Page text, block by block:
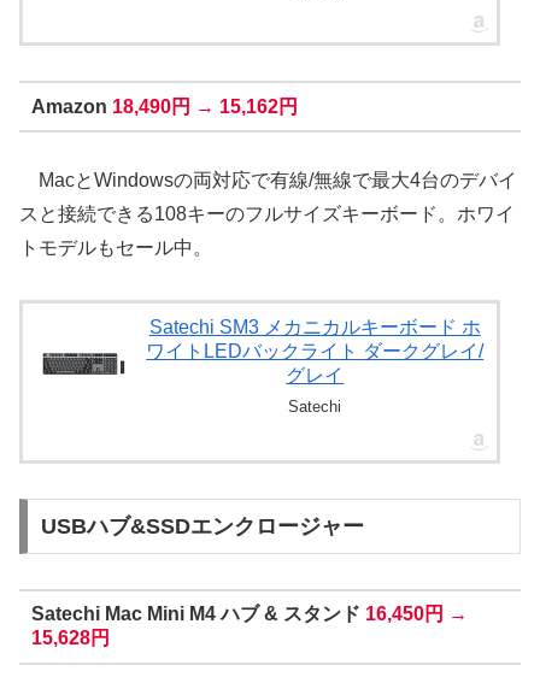
Amazon 18,490円 → 15,162円
MacとWindowsの両対応で有線/無線で最大4台のデバイ
スと接続できる108キーのフルサイズキーボード。ホワイ
トモデルもセール中。
Satechi SM3 メカニカルキーボード ホ
ワイトLEDバックライト ダークグレイ/
グレイ
Satechi
USBハブ&SSDエンクロージャー
Satechi Mac Mini M4 ハブ & スタンド 16,450円 →
15,628円